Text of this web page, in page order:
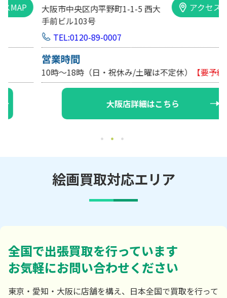
大阪市中央区内平野町1-1-5 西大
手前ビル103号
アクセスMAP
TEL:0120-89-0007
営業時間
10時～18時（日・祝休み/土曜は不定休）【要予約】
大阪店詳細はこちら
絵画買取対応エリア
全国で出張買取を行っています
お気軽にお問い合わせください
東京・愛知・大阪に店舗を構え、日本全国で買取を行って